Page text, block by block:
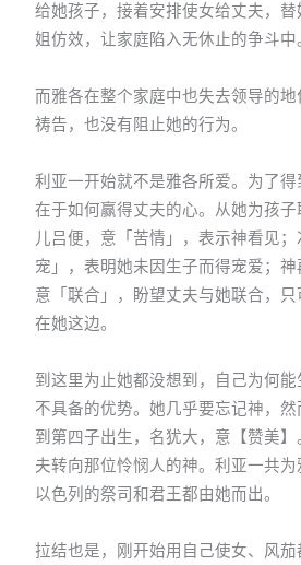
给她孩子，接着安排使女给丈夫，替
姐仿效，让家庭陷入无休止的争斗中
而雅各在整个家庭中也失去领导的
祷告，也没有阻止她的行为。
利亚一开始就不是雅各所爱。为了
在于如何赢得丈夫的心。从她为孩
儿吕便，意「苦情」，表示神看见
宠」，表明她未因生子而得宠爱；神
意「联合」，盼望丈夫与她联合，
在她这边。
到这里为止她都没想到，自己为何
不具备的优势。她几乎要忘记神，
到第四子出生，名犹大，意【赞美
夫转向那位怜悯人的神。利亚一共为
以色列的祭司和君王都由她而出。
拉结也是，刚开始用自己使女、风